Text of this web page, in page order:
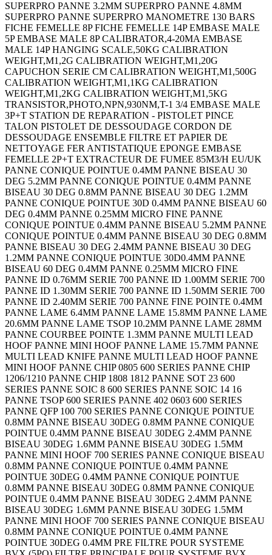
SUPERPRO PANNE 3.2MM SUPERPRO PANNE 4.8MM
SUPERPRO PANNE SUPERPRO MANOMETRE 130 BARS
FICHE FEMELLE 8P FICHE FEMELLE 14P EMBASE MALE
5P EMBASE MALE 8P CALIBRATOR,4-20MA EMBASE
MALE 14P HANGING SCALE,50KG CALIBRATION
WEIGHT,M1,2G CALIBRATION WEIGHT,M1,20G
CAPUCHON SERIE CM CALIBRATION WEIGHT,M1,500G
CALIBRATION WEIGHT,M1,1KG CALIBRATION
WEIGHT,M1,2KG CALIBRATION WEIGHT,M1,5KG
TRANSISTOR,PHOTO,NPN,930NM,T-1 3/4 EMBASE MALE
3P+T STATION DE REPARATION - PISTOLET PINCE
TALON PISTOLET DE DESSOUDAGE CORDON DE
DESSOUDAGE ENSEMBLE FILTRE ET PAPIER DE
NETTOYAGE FER ANTISTATIQUE EPONGE EMBASE
FEMELLE 2P+T EXTRACTEUR DE FUMEE 85M3/H EU/UK
PANNE CONIQUE POINTUE 0.4MM PANNE BISEAU 30
DEG 5.2MM PANNE CONIQUE POINTUE 0.4MM PANNE
BISEAU 30 DEG 0.8MM PANNE BISEAU 30 DEG 1.2MM
PANNE CONIQUE POINTUE 30D 0.4MM PANNE BISEAU 60
DEG 0.4MM PANNE 0.25MM MICRO FINE PANNE
CONIQUE POINTUE 0.4MM PANNE BISEAU 5.2MM PANNE
CONIQUE POINTUE 0.4MM PANNE BISEAU 30 DEG 0.8MM
PANNE BISEAU 30 DEG 2.4MM PANNE BISEAU 30 DEG
1.2MM PANNE CONIQUE POINTUE 30D0.4MM PANNE
BISEAU 60 DEG 0.4MM PANNE 0.25MM MICRO FINE
PANNE ID 0.76MM SERIE 700 PANNE ID 1.00MM SERIE 700
PANNE ID 1.30MM SERIE 700 PANNE ID 1.50MM SERIE 700
PANNE ID 2.40MM SERIE 700 PANNE FINE POINTE 0.4MM
PANNE LAME 6.4MM PANNE LAME 15.8MM PANNE LAME
20.6MM PANNE LAME TSOP 10.2MM PANNE LAME 28MM
PANNE COURBEE POINTE 1.3MM PANNE MULTI LEAD
HOOF PANNE MINI HOOF PANNE LAME 15.7MM PANNE
MULTI LEAD KNIFE PANNE MULTI LEAD HOOF PANNE
MINI HOOF PANNE CHIP 0805 600 SERIES PANNE CHIP
1206/1210 PANNE CHIP 1808 1812 PANNE SOT 23 600
SERIES PANNE SOIC 8 600 SERIES PANNE SOIC 14 16
PANNE TSOP 600 SERIES PANNE 402 0603 600 SERIES
PANNE QFP 100 700 SERIES PANNE CONIQUE POINTUE
0.8MM PANNE BISEAU 30DEG 0.8MM PANNE CONIQUE
POINTUE 0.4MM PANNE BISEAU 30DEG 2.4MM PANNE
BISEAU 30DEG 1.6MM PANNE BISEAU 30DEG 1.5MM
PANNE MINI HOOF 700 SERIES PANNE CONIQUE BISEAU
0.8MM PANNE CONIQUE POINTUE 0.4MM PANNE
POINTUE 30DEG 0.4MM PANNE CONIQUE POINTUE
0.8MM PANNE BISEAU 30DEG 0.8MM PANNE CONIQUE
POINTUE 0.4MM PANNE BISEAU 30DEG 2.4MM PANNE
BISEAU 30DEG 1.6MM PANNE BISEAU 30DEG 1.5MM
PANNE MINI HOOF 700 SERIES PANNE CONIQUE BISEAU
0.8MM PANNE CONIQUE POINTUE 0.4MM PANNE
POINTUE 30DEG 0.4MM PRE FILTRE POUR SYSTEME